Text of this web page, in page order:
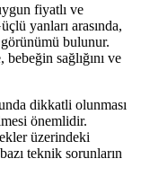
fiyatlı ve
yanları arasında,
görünümü bulunur.
sağlığını ve
dikkatli olunması
önemlidir.
üzerindeki
teknik sorunların